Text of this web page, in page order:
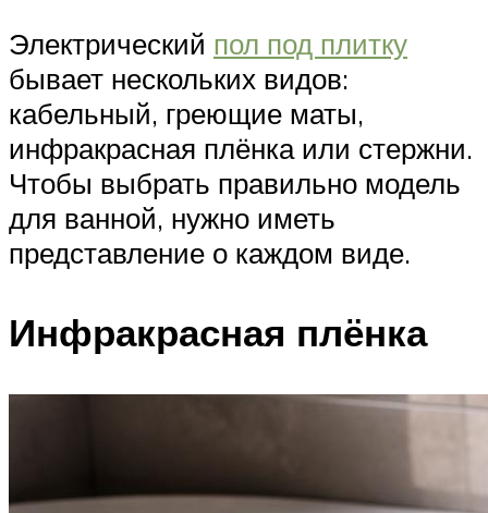
Электрический пол под плитку
бывает нескольких видов:
кабельный, греющие маты,
инфракрасная плёнка или стержни.
Чтобы выбрать правильно модель
для ванной, нужно иметь
представление о каждом виде.
Инфракрасная плёнка